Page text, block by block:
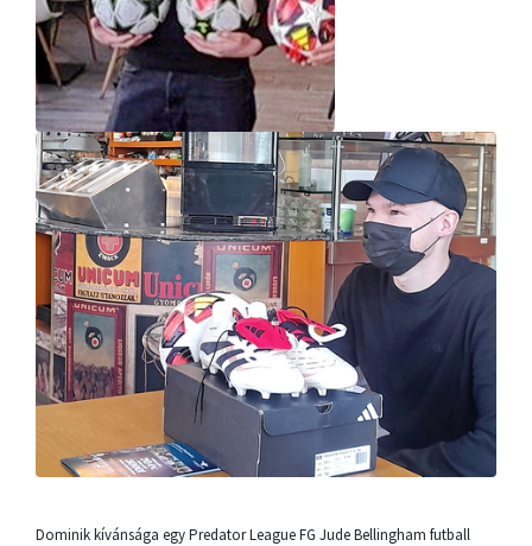
Dominik kívánsága egy Predator League FG Jude Bellingham futball